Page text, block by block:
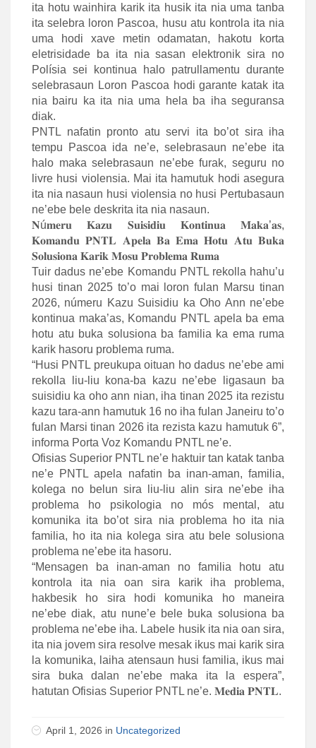
ita hotu wainhira karik ita husik ita nia uma tanba
ita selebra loron Pascoa, husu atu kontrola ita nia
uma hodi xave metin odamatan, hakotu korta
eletrisidade ba ita nia sasan elektronik sira no
Polísia sei kontinua halo patrullamentu durante
selebrasaun Loron Pascoa hodi garante katak ita
nia bairu ka ita nia uma hela ba iha seguransa
diak.
PNTL nafatin pronto atu servi ita bo’ot sira iha
tempu Pascoa ida ne’e, selebrasaun ne’ebe ita
halo maka selebrasaun ne’ebe furak, seguru no
livre husi violensia. Mai ita hamutuk hodi asegura
ita nia nasaun husi violensia no husi Pertubasaun
ne’ebe bele deskrita ita nia nasaun.
𝐍ú𝐦𝐞𝐫𝐮 𝐊𝐚𝐳𝐮 𝐒𝐮𝐢𝐬𝐢𝐝𝐢𝐮 𝐊𝐨𝐧𝐭𝐢𝐧𝐮𝐚 𝐌𝐚𝐤𝐚’𝐚𝐬,
𝐊𝐨𝐦𝐚𝐧𝐝𝐮 𝐏𝐍𝐓𝐋 𝐀𝐩𝐞𝐥𝐚 𝐁𝐚 𝐄𝐦𝐚 𝐇𝐨𝐭𝐮 𝐀𝐭𝐮 𝐁𝐮𝐤𝐚
𝐒𝐨𝐥𝐮𝐬𝐢𝐨𝐧𝐚 𝐊𝐚𝐫𝐢𝐤 𝐌𝐨𝐬𝐮 𝐏𝐫𝐨𝐛𝐥𝐞𝐦𝐚 𝐑𝐮𝐦𝐚
Tuir dadus ne’ebe Komandu PNTL rekolla hahu’u
husi tinan 2025 to’o mai loron fulan Marsu tinan
2026, númeru Kazu Suisidiu ka Oho Ann ne’ebe
kontinua maka’as, Komandu PNTL apela ba ema
hotu atu buka solusiona ba familia ka ema ruma
karik hasoru problema ruma.
“Husi PNTL preukupa oituan ho dadus ne’ebe ami
rekolla liu-liu kona-ba kazu ne’ebe ligasaun ba
suisidiu ka oho ann nian, iha tinan 2025 ita rezistu
kazu tara-ann hamutuk 16 no iha fulan Janeiru to’o
fulan Marsi tinan 2026 ita rezista kazu hamutuk 6”,
informa Porta Voz Komandu PNTL ne’e.
Ofisias Superior PNTL ne’e haktuir tan katak tanba
ne’e PNTL apela nafatin ba inan-aman, familia,
kolega no belun sira liu-liu alin sira ne’ebe iha
problema ho psikologia no mós mental, atu
komunika ita bo’ot sira nia problema ho ita nia
familia, ho ita nia kolega sira atu bele solusiona
problema ne’ebe ita hasoru.
“Mensagen ba inan-aman no familia hotu atu
kontrola ita nia oan sira karik iha problema,
hakbesik ho sira hodi komunika ho maneira
ne’ebe diak, atu nune’e bele buka solusiona ba
problema ne’ebe iha. Labele husik ita nia oan sira,
ita nia jovem sira resolve mesak ikus mai karik sira
la komunika, laiha atensaun husi familia, ikus mai
sira buka dalan ne’ebe maka ita la espera”,
hatutan Ofisias Superior PNTL ne’e. 𝐌𝐞𝐝𝐢𝐚 𝐏𝐍𝐓𝐋.
April 1, 2026 in Uncategorized